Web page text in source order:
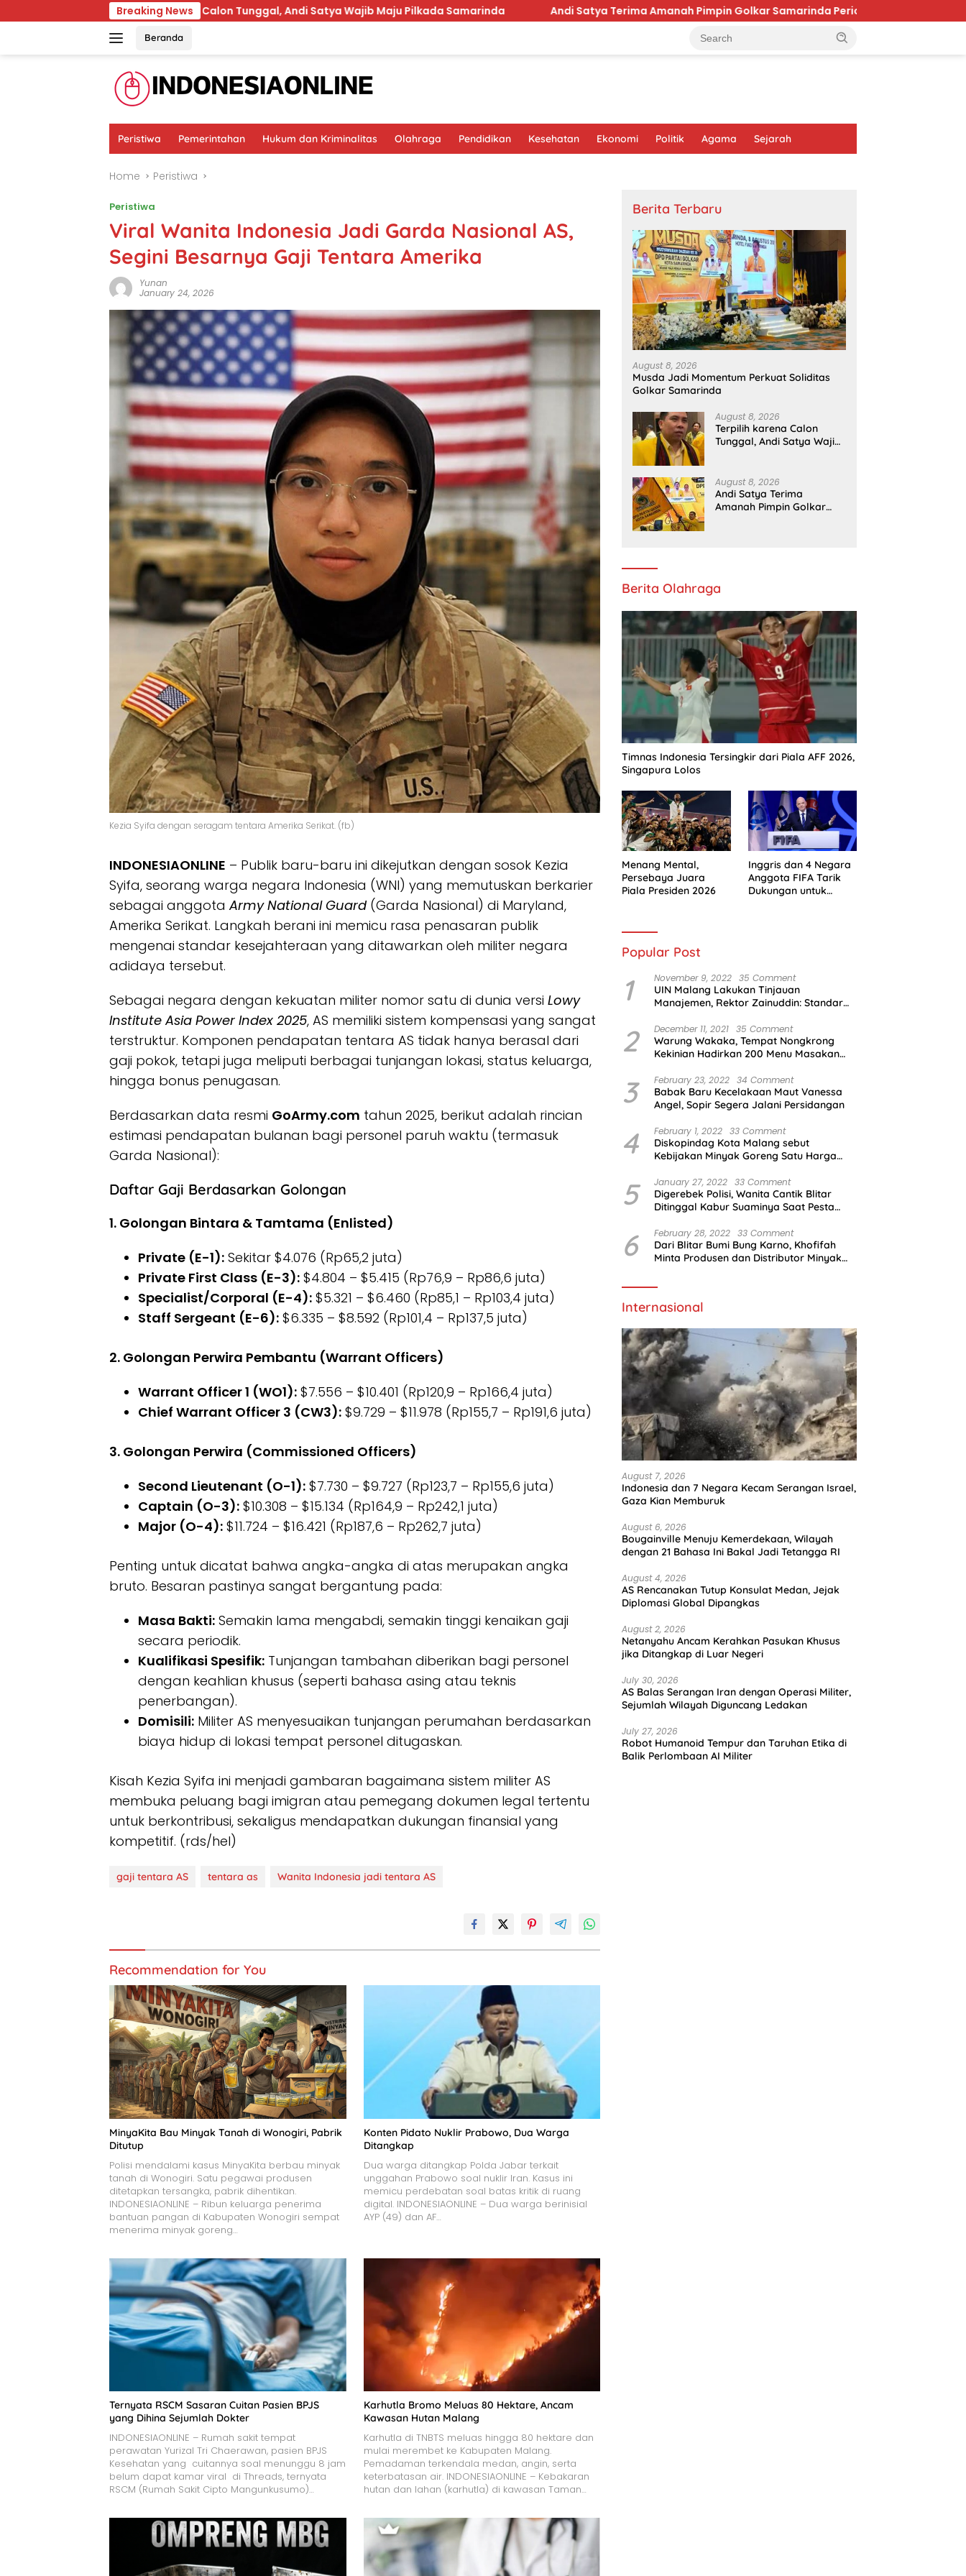
to
Breaking News
Terpilih karena Calon Tunggal, Andi Satya Wajib Maju Pilkada Samarinda Andi Satya Terima Amanah Pimpin Golkar Samarinda Periode 2026–2031
Beranda
Peristiwa Pemerintahan Hukum dan Kriminalitas Olahraga Pendidikan Kesehatan Ekonomi Politik Agama Sejarah
Home Peristiwa
Peristiwa
Viral Wanita Indonesia Jadi Garda Nasional AS,
Segini Besarnya Gaji Tentara Amerika
Yunan
January 24, 2026
Kezia Syifa dengan seragam tentara Amerika Serikat. (fb)
INDONESIAONLINE – Publik baru-baru ini dikejutkan dengan sosok Kezia
Syifa, seorang warga negara Indonesia (WNI) yang memutuskan berkarier
sebagai anggotaArmy National Guard(Garda Nasional) di Maryland,
Amerika Serikat. Langkah berani ini memicu rasa penasaran publik
mengenai standar kesejahteraan yang ditawarkan oleh militer negara
adidaya tersebut.
Sebagai negara dengan kekuatan militer nomor satu di dunia versi Lowy
Institute Asia Power Index 2025, AS memiliki sistem kompensasi yang sangat
terstruktur. Komponen pendapatan tentara AS tidak hanya berasal dari
gaji pokok, tetapi juga meliputi berbagai tunjangan lokasi, status keluarga,
hingga bonus penugasan.
​Berdasarkan data resmi GoArmy.com tahun 2025, berikut adalah rincian
estimasi pendapatan bulanan bagi personel paruh waktu (termasuk
Garda Nasional):
Daftar Gaji Berdasarkan Golongan
1. Golongan Bintara & Tamtama (Enlisted)
Private (E-1): Sekitar $4.076 (Rp65,2 juta)
Private First Class (E-3): $4.804 – $5.415 (Rp76,9 – Rp86,6 juta)
Specialist/Corporal (E-4): $5.321 – $6.460 (Rp85,1 – Rp103,4 juta)
Staff Sergeant (E-6): $6.335 – $8.592 (Rp101,4 – Rp137,5 juta)
2. Golongan Perwira Pembantu (Warrant Officers)
Warrant Officer 1 (WO1): $7.556 – $10.401 (Rp120,9 – Rp166,4 juta)
Chief Warrant Officer 3 (CW3): $9.729 – $11.978 (Rp155,7 – Rp191,6 juta)
3. Golongan Perwira (Commissioned Officers)
Second Lieutenant (O-1): $7.730 – $9.727 (Rp123,7 – Rp155,6 juta)
Captain (O-3): $10.308 – $15.134 (Rp164,9 – Rp242,1 juta)
Major (O-4): $11.724 – $16.421 (Rp187,6 – Rp262,7 juta)
Penting untuk dicatat bahwa angka-angka di atas merupakan angka
bruto. Besaran pastinya sangat bergantung pada:
Masa Bakti: Semakin lama mengabdi, semakin tinggi kenaikan gaji
secara periodik.
Kualifikasi Spesifik: Tunjangan tambahan diberikan bagi personel
dengan keahlian khusus (seperti bahasa asing atau teknis
penerbangan).
Domisili: Militer AS menyesuaikan tunjangan perumahan berdasarkan
biaya hidup di lokasi tempat personel ditugaskan.
​Kisah Kezia Syifa ini menjadi gambaran bagaimana sistem militer AS
membuka peluang bagi imigran atau pemegang dokumen legal tertentu
untuk berkontribusi, sekaligus mendapatkan dukungan finansial yang
kompetitif. (rds/hel)
gaji tentara AS tentara as Wanita Indonesia jadi tentara AS
Recommendation for You
MinyaKita Bau Minyak Tanah di Wonogiri, Pabrik
Ditutup
Polisi mendalami kasus MinyaKita berbau minyak
tanah di Wonogiri. Satu pegawai produsen
ditetapkan tersangka, pabrik dihentikan.
INDONESIAONLINE – Ribun keluarga penerima
bantuan pangan di Kabupaten Wonogiri sempat
menerima minyak goreng…
Konten Pidato Nuklir Prabowo, Dua Warga
Ditangkap
Dua warga ditangkap Polda Jabar terkait
unggahan Prabowo soal nuklir Iran. Kasus ini
memicu perdebatan soal batas kritik di ruang
digital. INDONESIAONLINE – Dua warga berinisial
AYP (49) dan AF…
Ternyata RSCM Sasaran Cuitan Pasien BPJS
yang Dihina Sejumlah Dokter
INDONESIAONLINE – Rumah sakit tempat
perawatan Yurizal Tri Chaerawan, pasien BPJS
Kesehatan yang cuitannya soal menunggu 8 jam
belum dapat kamar viral di Threads, ternyata
RSCM (Rumah Sakit Cipto Mangunkusumo)…
Karhutla Bromo Meluas 80 Hektare, Ancam
Kawasan Hutan Malang
Karhutla di TNBTS meluas hingga 80 hektare dan
mulai merembet ke Kabupaten Malang.
Pemadaman terkendala medan, angin, serta
keterbatasan air. INDONESIAONLINE – Kebakaran
hutan dan lahan (karhutla) di kawasan Taman…
Berita Terbaru
August 8, 2026
Musda Jadi Momentum Perkuat Soliditas
Golkar Samarinda
August 8, 2026
Terpilih karena Calon
Tunggal, Andi Satya Wajib
August 8, 2026
Andi Satya Terima
Amanah Pimpin Golkar
Berita Olahraga
Timnas Indonesia Tersingkir dari Piala AFF 2026,
Singapura Lolos
Menang Mental,
Persebaya Juara
Piala Presiden 2026
Inggris dan 4 Negara
Anggota FIFA Tarik
Dukungan untuk
Popular Post
1 November 9, 2022 35 Comment
UIN Malang Lakukan Tinjauan
Manajemen, Rektor Zainuddin: Standar
2 December 11, 2021 35 Comment
Warung Wakaka, Tempat Nongkrong
Kekinian Hadirkan 200 Menu Masakan
3 February 23, 2022 34 Comment
Babak Baru Kecelakaan Maut Vanessa
Angel, Sopir Segera Jalani Persidangan
4 February 1, 2022 33 Comment
Diskopindag Kota Malang sebut
Kebijakan Minyak Goreng Satu Harga
5 January 27, 2022 33 Comment
Digerebek Polisi, Wanita Cantik Blitar
Ditinggal Kabur Suaminya Saat Pesta
6 February 28, 2022 33 Comment
Dari Blitar Bumi Bung Karno, Khofifah
Minta Produsen dan Distributor Minyak
Internasional
August 7, 2026
Indonesia dan 7 Negara Kecam Serangan Israel,
Gaza Kian Memburuk
August 6, 2026
Bougainville Menuju Kemerdekaan, Wilayah
dengan 21 Bahasa Ini Bakal Jadi Tetangga RI
August 4, 2026
AS Rencanakan Tutup Konsulat Medan, Jejak
Diplomasi Global Dipangkas
August 2, 2026
Netanyahu Ancam Kerahkan Pasukan Khusus
jika Ditangkap di Luar Negeri
July 30, 2026
AS Balas Serangan Iran dengan Operasi Militer,
Sejumlah Wilayah Diguncang Ledakan
July 27, 2026
Robot Humanoid Tempur dan Taruhan Etika di
Balik Perlombaan AI Militer